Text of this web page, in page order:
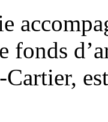
fonds
Cartier,